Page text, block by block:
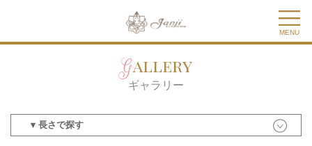
MENU
Gallery
ギャラリー
▾ 長さで探す